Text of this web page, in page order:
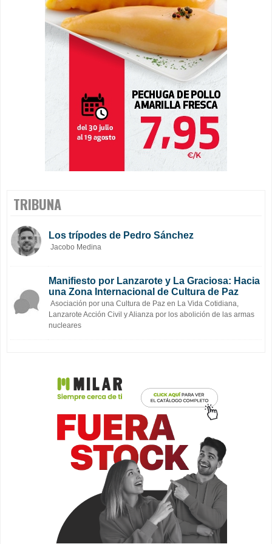
TRIBUNA
Los trípodes de Pedro Sánchez
Jacobo Medina
Manifiesto por Lanzarote y La Graciosa: Hacia
una Zona Internacional de Cultura de Paz
Asociación por una Cultura de Paz en La Vida Cotidiana,
Lanzarote Acción Civil y Alianza por los abolición de las armas
nucleares